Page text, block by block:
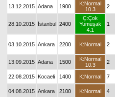
13.12.2015 Adana 1900
K:Normal
10.3
2
28.10.2015 İstanbul 2400
Ç:Çok
Yumuşak
4.1
1
03.10.2015 Ankara 2200 K:Normal 2
13.09.2015 Adana 1500
K:Normal
10.3
2
22.08.2015 Kocaeli 1400 K:Normal 7
04.08.2015 Ankara 2100 K:Normal 4